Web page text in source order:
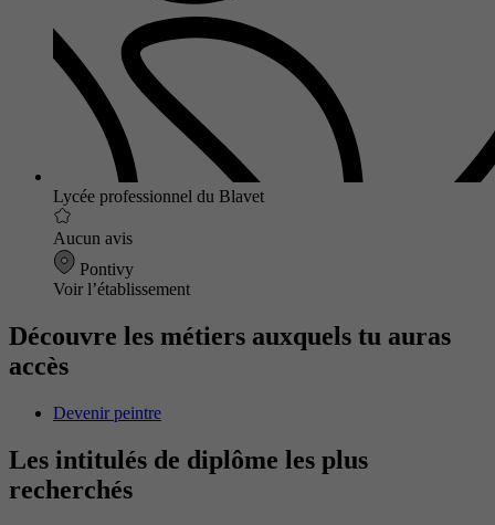
Lycée professionnel du Blavet
Aucun avis
Pontivy
Voir l’établissement
Découvre les métiers auxquels tu auras
accès
Devenir peintre
Les intitulés de diplôme les plus
recherchés